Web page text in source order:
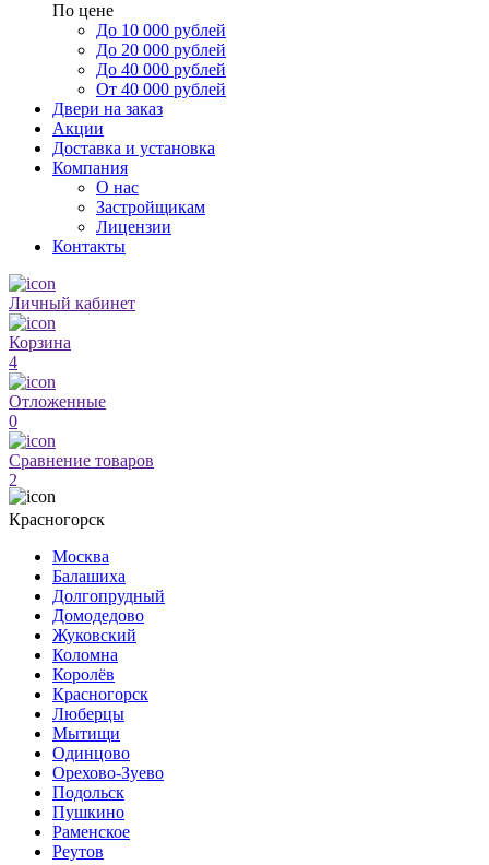
По цене
До 10 000 рублей
До 20 000 рублей
До 40 000 рублей
От 40 000 рублей
Двери на заказ
Акции
Доставка и установка
Компания
О нас
Застройщикам
Лицензии
Контакты
Личный кабинет
Корзина
4
Отложенные
0
Сравнение товаров
2
Красногорск
Москва
Балашиха
Долгопрудный
Домодедово
Жуковский
Коломна
Королёв
Красногорск
Люберцы
Мытищи
Одинцово
Орехово-Зуево
Подольск
Пушкино
Раменское
Реутов